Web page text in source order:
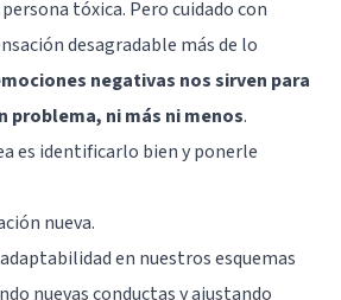
tóxica. Pero cuidado con
desagradable más de lo
negativas nos sirven para
problema, ni más ni menos.
es identificarlo bien y ponerle
nueva.
en nuestros esquemas
nuevas conductas y ajustando